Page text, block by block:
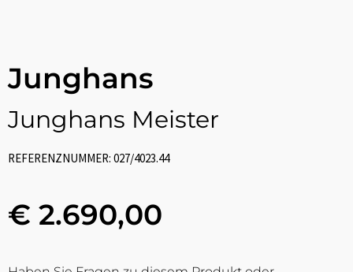
Junghans
Junghans Meister
REFERENZNUMMER: 027/4023.44
€ 2.690,00